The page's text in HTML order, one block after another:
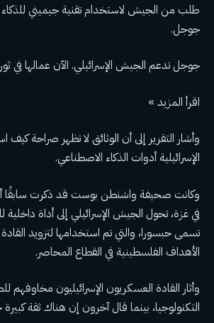
طلب من الجيش لاستخدام تقنية جيميني
جوجل.
جوجل تدعم الجيش الإسرائيلي. الآن عمالها في
اقرأ المزيد »
وأشار التقرير إلى أن الوثائق لا تظهر صراحة
الإسرائيلية أدوات الذكاء الاصطناعي.
وكانت صحيفة واشنطن بوست قد ذكرت سابقًا
في غزة، تحول الجيش الإسرائيلي إلى أداة داخلية
تسمى حبسورا، والتي تم استخدامها لتزويد القادة
الأهداف الفلسطينية في القطاع المحاصر.
وأثار القادة العسكريون الإسرائيليون
التكنولوجيا، بينما قال آخرون إن هناك ثقة